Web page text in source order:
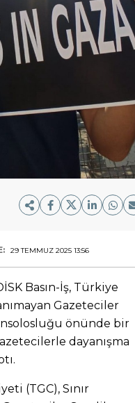
29 TEMMUZ 2025 13:56
Basın-İş, Türkiye
Gazeteciler
önünde bir
dayanışma
(TGC), Sınır